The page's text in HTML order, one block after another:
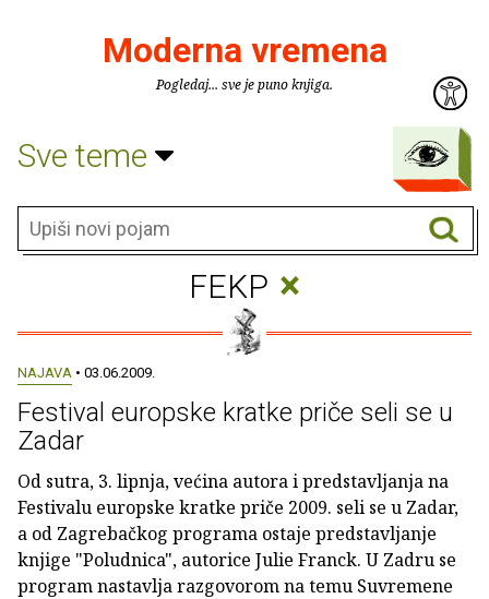
Moderna vremena
Pogledaj... sve je puno knjiga.
Sve teme
FEKP ×
NAJAVA • 03.06.2009.
Festival europske kratke priče seli se u
Zadar
Od sutra, 3. lipnja, većina autora i predstavljanja na
Festivalu europske kratke priče 2009. seli se u Zadar,
a od Zagrebačkog programa ostaje predstavljanje
knjige "Poludnica", autorice Julie Franck. U Zadru se
program nastavlja razgovorom na temu Suvremene